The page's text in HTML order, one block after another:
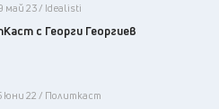
май 23 / Idealisti
с Георги Георгиев
юни 22 / Политкаст